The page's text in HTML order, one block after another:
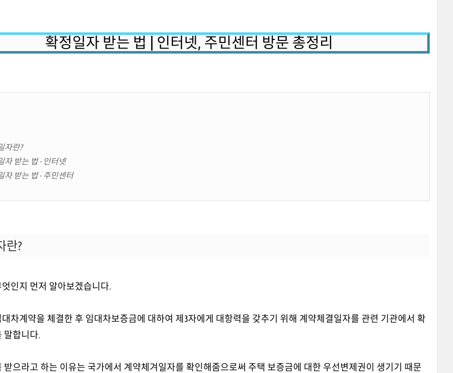
확정일자 받는 법 | 인터넷, 주민센터 방문 총정리
자란?
자 받는 법 - 인터넷
자 받는 법 - 주민센터
란?
인지 먼저 알아보겠습니다.
차계약을 체결한 후 임대차보증금에 대하여 제3자에게 대항력을 갖추기 위해 계약체결일자를 관련 기관에서 확
말합니다.
받으라고 하는 이유는 국가에서 계약체겨일자를 확인해줌으로써 주택 보증금에 대한 우선변제권이 생기기 때문